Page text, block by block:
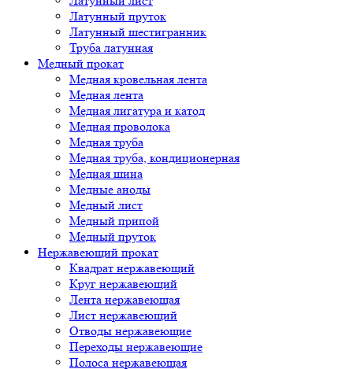
Латунный пруток
Латунный шестигранник
Труба латунная
Медный прокат
Медная кровельная лента
Медная лента
Медная лигатура и катод
Медная проволока
Медная труба
Медная труба, кондиционерная
Медная шина
Медные аноды
Медный лист
Медный припой
Медный пруток
Нержавеющий прокат
Квадрат нержавеющий
Круг нержавеющий
Лента нержавеющая
Лист нержавеющий
Отводы нержавеющие
Переходы нержавеющие
Полоса нержавеющая